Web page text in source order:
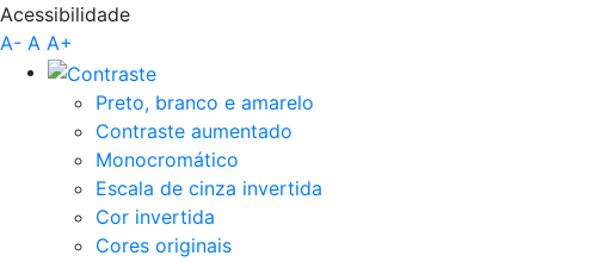
Pular para o Conteúdo principal
Acessibilidade
A- A A+
Preto, branco e amarelo
Contraste aumentado
Monocromático
Escala de cinza invertida
Cor invertida
Cores originais